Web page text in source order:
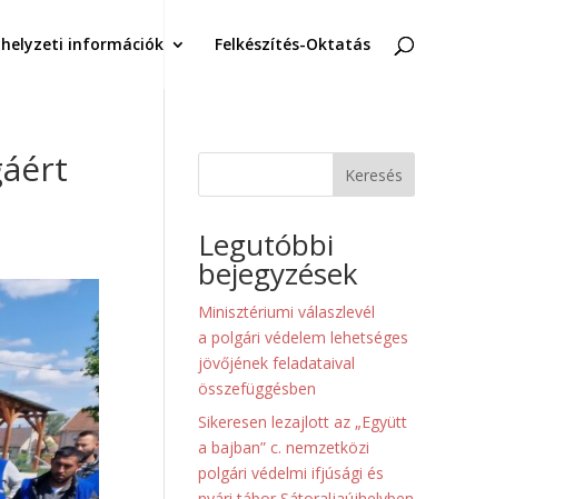
információk Felkészítés-Oktatás
Keresés
Legutóbbi
bejegyzések
Minisztériumi válaszlevél
a polgári védelem lehetséges
jövőjének feladataival
összefüggésben
Sikeresen lezajlott az „Együtt
a bajban” c. nemzetközi
polgári védelmi ifjúsági és